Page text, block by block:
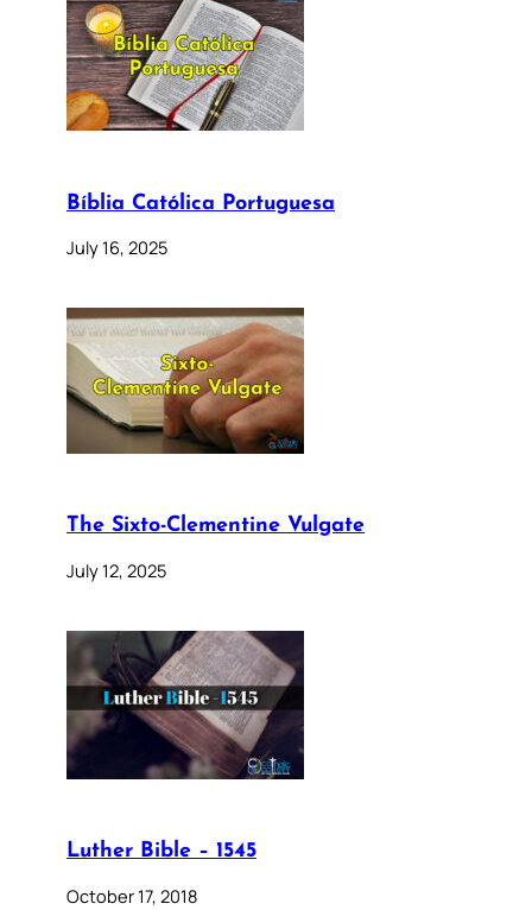
Bíblia Católica Portuguesa
July 16, 2025
The Sixto-Clementine Vulgate
July 12, 2025
Luther Bible – 1545
October 17, 2018